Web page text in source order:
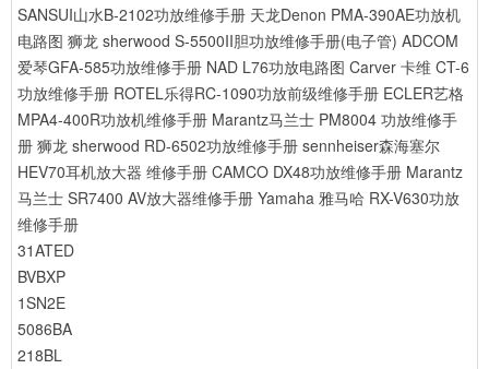
SANSUI山水B-2102功放维修手册 天龙Denon PMA-390AE功放机
电路图 狮龙 sherwood S-5500II胆功放维修手册(电子管) ADCOM
爱琴GFA-585功放维修手册 NAD L76功放电路图 Carver 卡维 CT-6
功放维修手册 ROTEL乐得RC-1090功放前级维修手册 ECLER艺格
MPA4-400R功放机维修手册 Marantz马兰士 PM8004 功放维修手
册 狮龙 sherwood RD-6502功放维修手册 sennheiser森海塞尔
HEV70耳机放大器 维修手册 CAMCO DX48功放维修手册 Marantz
马兰士 SR7400 AV放大器维修手册 Yamaha 雅马哈 RX-V630功放
维修手册
31ATED
BVBXP
1SN2E
5086BA
218BL